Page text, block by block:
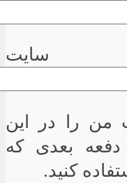
من را در این
بعدی که
کنید.